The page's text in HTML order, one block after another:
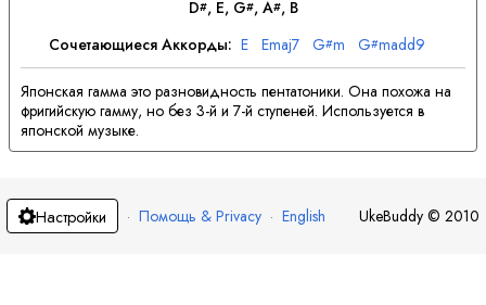
D#, E, G#, A#, B
Сочетающиеся Аккорды: E Emaj7 G#m G#madd9
Японская гамма это разновидность пентатоники. Она похожа на
фригийскую гамму, но без 3-й и 7-й ступеней. Используется в
японской музыке.
Настройки · Помощь & Privacy · English UkeBuddy © 2010